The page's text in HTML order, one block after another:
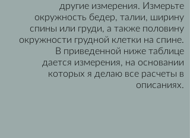
другие измерения. Измерьте
окружность бедер, талии, ширину
спины или груди, а также половину
окружности грудной клетки на спине.
В приведенной ниже таблице
дается измерения, на основании
которых я делаю все расчеты в
описаниях.